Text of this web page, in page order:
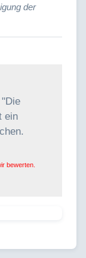
der
ein
bewerten.